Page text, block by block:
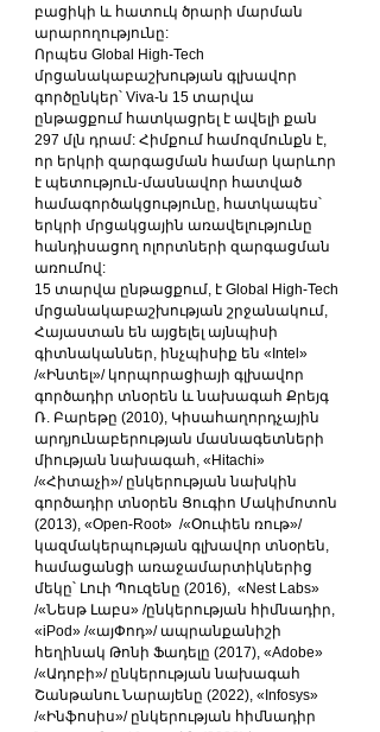
բացիկի և հատուկ ծրարի մարման
արարողությունը:
Որպես Global High-Tech
մրցանակաբաշխության գլխավոր
գործընկեր՝ Viva-ն 15 տարվա
ընթացքում հատկացրել է ավելի քան
297 մլն դրամ: Հիմքում համոզմունքն է,
որ երկրի զարգացման համար կարևոր
է պետություն-մասնավոր հատված
համագործակցությունը, հատկապես՝
երկրի մրցակցային առավելությունը
հանդիսացող ոլորտների զարգացման
առումով:
15 տարվա ընթացքում, է Global High-Tech
մրցանակաբաշխության շրջանակում,
Հայաստան են այցելել այնպիսի
գիտնականներ, ինչպիսիք են «Intel»
/«Ինտել»/ կորպորացիայի գլխավոր
գործադիր տնօրեն և նախագահ Քրեյգ
Ռ. Բարեթը (2010), Կիսահաղորդչային
արդյունաբերության մասնագետների
միության նախագահ, «Hitachi»
/«Հիտաչի»/ ընկերության նախկին
գործադիր տնօրեն Ցուգիո Մակիմոտոն
(2013), «Open-Root»  /«Օուփեն ռութ»/
կազմակերպության գլխավոր տնօրեն,
համացանցի առաջամարտիկներից
մեկը՝ Լուի Պուզենը (2016),  «Nest Labs»
/«Նեսթ Լաբս» /ընկերության հիմնադիր,
«iPod» /«այՓոդ»/ ապրանքանիշի
հեղինակ Թոնի Ֆադելը (2017), «Adobe»
/«Ադոբի»/ ընկերության նախագահ
Շանթանու Նարայենը (2022), «Infosys»
/«Ինֆոսիս»/ ընկերության հիմնադիր